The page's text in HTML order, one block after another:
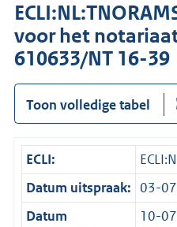
voor het
610633/NT 16-39
Toon volledige tabel
ECLI:
Datum uitspraak: 03-
Datum
10-